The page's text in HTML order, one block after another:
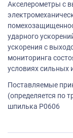
Акселерометры с
ударного
ускорения с
мониторинга
условиях сильных
Поставляемые
(определяется по
шпилька P0606